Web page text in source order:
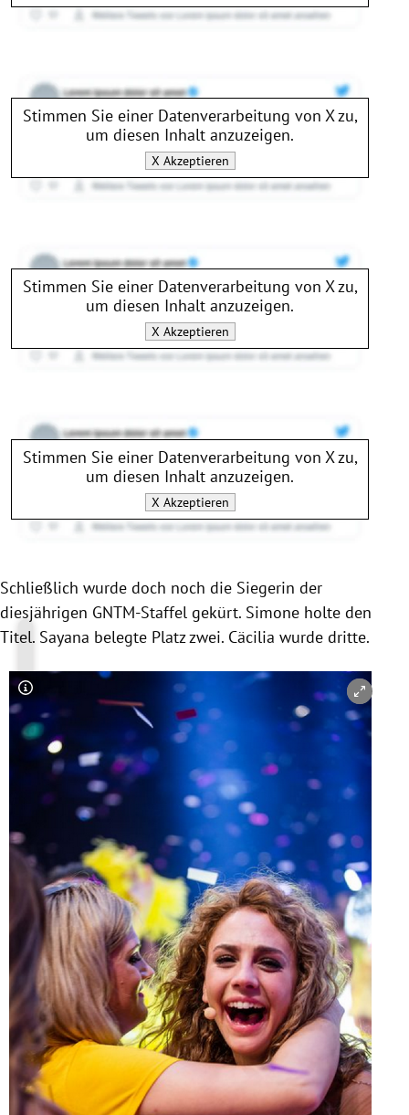
Stimmen Sie einer Datenverarbeitung von Xzu,
um diesen Inhalt anzuzeigen.
X Akzeptieren
Stimmen Sie einer Datenverarbeitung von Xzu,
um diesen Inhalt anzuzeigen.
X Akzeptieren
Stimmen Sie einer Datenverarbeitung von Xzu,
um diesen Inhalt anzuzeigen.
X Akzeptieren
Schließlich wurde doch noch die Siegerin der
diesjährigen GNTM-Staffel gekürt. Simone holte den
Titel. Sayana belegte Platz zwei. Cäcilia wurde dritte.
Copyright-Hinweis öffnen/schließen